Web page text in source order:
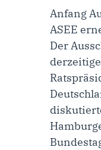
KONTAKT
Anfang
ASEE
Der